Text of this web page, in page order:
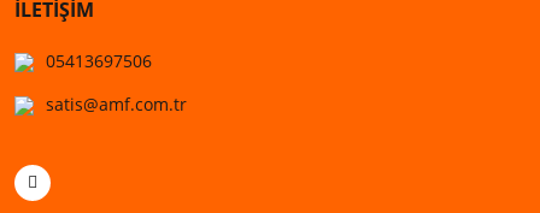
İLETİŞİM
05413697506
satis@amf.com.tr